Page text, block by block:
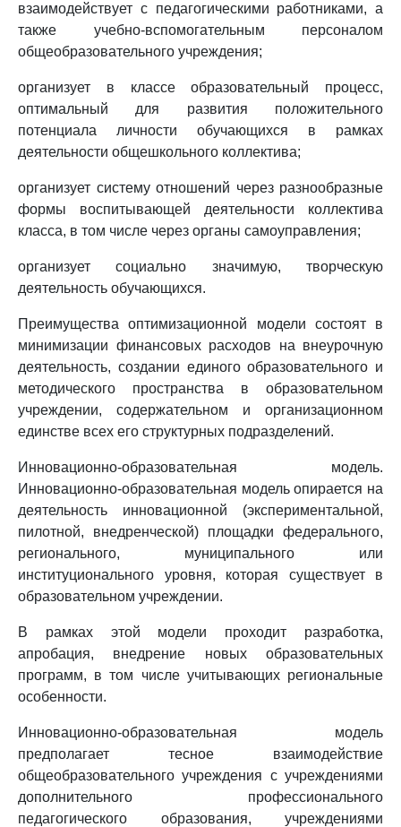
взаимодействует с педагогическими работниками, а
также учебно-вспомогательным персоналом
общеобразовательного учреждения;
организует в классе образовательный процесс,
оптимальный для развития положительного
потенциала личности обучающихся в рамках
деятельности общешкольного коллектива;
организует систему отношений через разнообразные
формы воспитывающей деятельности коллектива
класса, в том числе через органы самоуправления;
организует социально значимую, творческую
деятельность обучающихся.
Преимущества оптимизационной модели состоят в
минимизации финансовых расходов на внеурочную
деятельность, создании единого образовательного и
методического пространства в образовательном
учреждении, содержательном и организационном
единстве всех его структурных подразделений.
Инновационно-образовательная модель.
Инновационно-образовательная модель опирается на
деятельность инновационной (экспериментальной,
пилотной, внедренческой) площадки федерального,
регионального, муниципального или
институционального уровня, которая существует в
образовательном учреждении.
В рамках этой модели проходит разработка,
апробация, внедрение новых образовательных
программ, в том числе учитывающих региональные
особенности.
Инновационно-образовательная модель
предполагает тесное взаимодействие
общеобразовательного учреждения с учреждениями
дополнительного профессионального
педагогического образования, учреждениями